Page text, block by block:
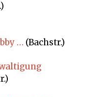
… (Bachstr.)